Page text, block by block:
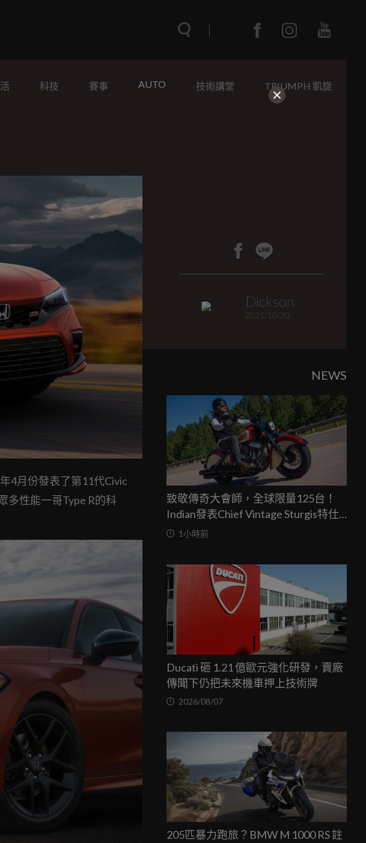
科技 賽事 AUTO 技術講堂 TRIUMPH 凱旋
Dickson
2021/10/20
4月份發表了第11代Civic
多性能一哥Type R的科
NEWS
致敬傳奇大會師，全球限量125台！
Indian發表Chief Vintage Sturgis特仕
版 1小時前
Ducati 砸 1.21 億歐元強化研發，賣廠
傳聞下仍把未來機車押上技術牌
2026/08/07
205匹暴力跑旅？BMW M 1000 RS 註